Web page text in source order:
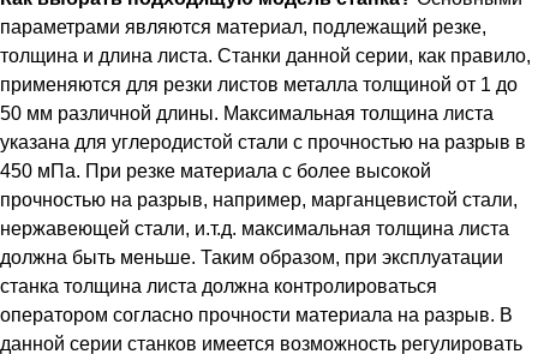
параметрами являются материал, подлежащий резке,
толщина и длина листа. Станки данной серии, как правило,
применяются для резки листов металла толщиной от 1 до
50 мм различной длины. Максимальная толщина листа
указана для углеродистой стали с прочностью на разрыв в
450 мПа. При резке материала с более высокой
прочностью на разрыв, например, марганцевистой стали,
нержавеющей стали, и.т.д. максимальная толщина листа
должна быть меньше. Таким образом, при эксплуатации
станка толщина листа должна контролироваться
оператором согласно прочности материала на разрыв. В
данной серии станков имеется возможность регулировать